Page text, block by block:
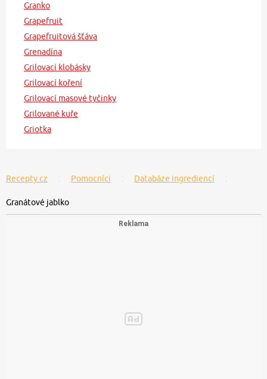
Granko
Grapefruit
Grapefruitová šťáva
Grenadína
Grilovací klobásky
Grilovací koření
Grilovací masové tyčinky
Grilované kuře
Griotka
Recepty.cz Pomocníci Databáze ingrediencí
Granátové jablko